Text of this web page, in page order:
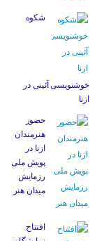
شکوه
خوشنویسی آئینی در
ازنا
حضور
هنرمندان
ازنا در
پویش ملی
رزمایش
میدان هنر
افتتاح